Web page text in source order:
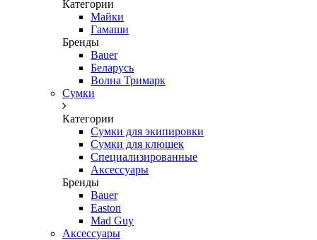
Категории
Майки
Гамаши
Бренды
Bauer
Беларусь
Волна Тримарк
Сумки
Категории
Сумки для экипировки
Сумки для клюшек
Специализированные
Аксессуары
Бренды
Bauer
Easton
Mad Guy
Аксессуары